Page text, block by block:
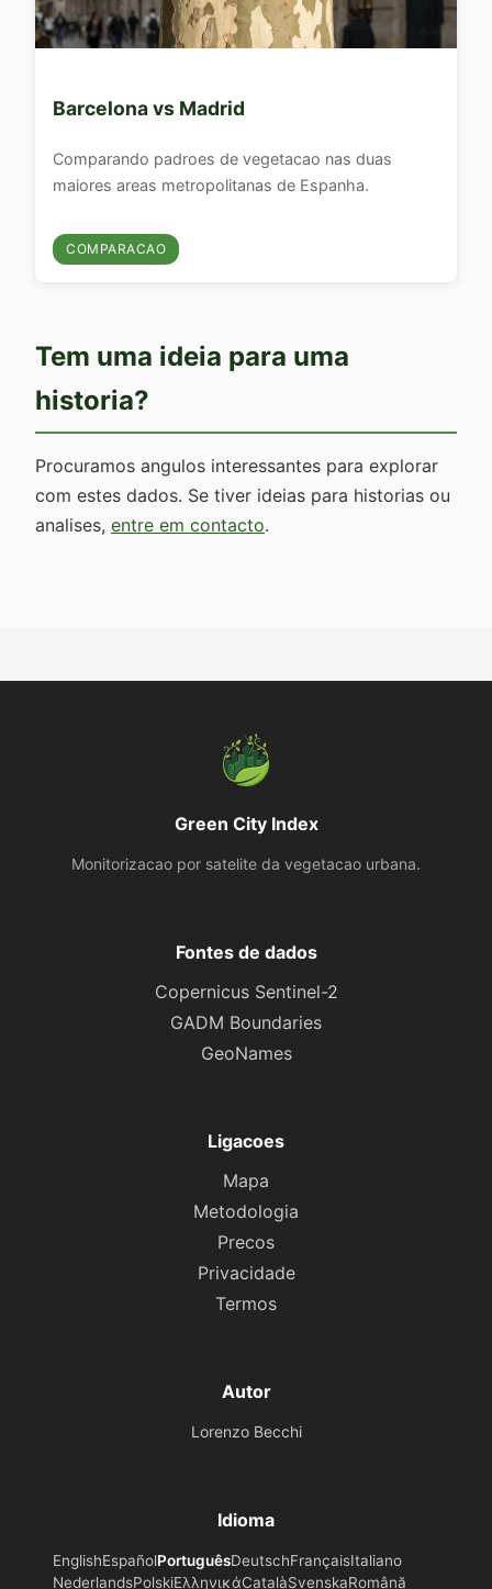
Barcelona vs Madrid
Comparando padroes de vegetacao nas duas
maiores areas metropolitanas de Espanha.
COMPARACAO
Tem uma ideia para uma
historia?
Procuramos angulos interessantes para explorar
com estes dados. Se tiver ideias para historias ou
analises, entre em contacto.
Green City Index
Monitorizacao por satelite da vegetacao urbana.
Fontes de dados
Copernicus Sentinel-2
GADM Boundaries
GeoNames
Ligacoes
Mapa
Metodologia
Precos
Privacidade
Termos
Autor
Lorenzo Becchi
Idioma
EnglishEspañolPortuguêsDeutschFrançaisItaliano
NederlandsPolskiΕλληνικάCatalàSvenskaRomână